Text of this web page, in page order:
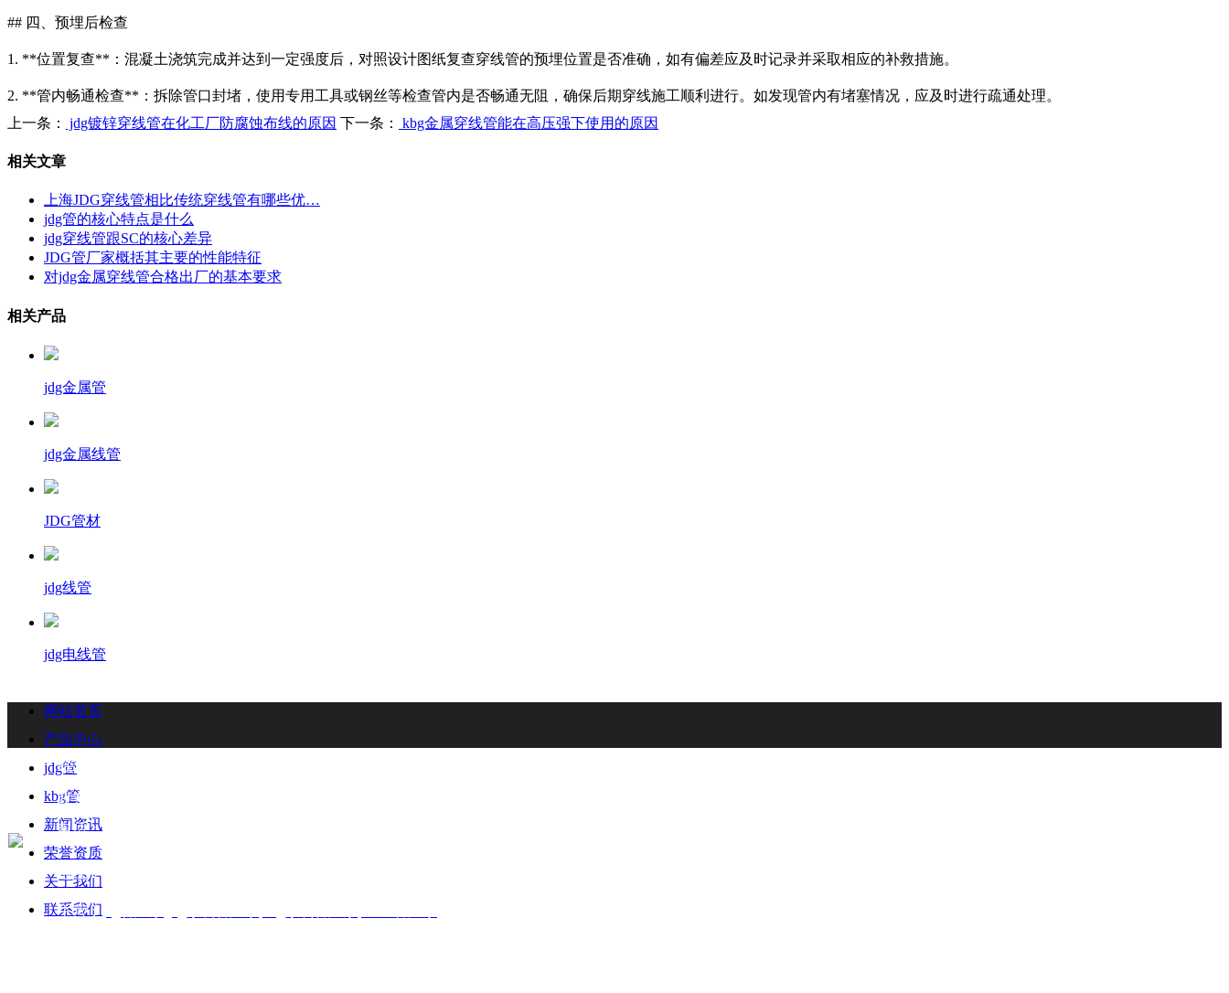
## 四、预埋后检查
1. **位置复查**：混凝土浇筑完成并达到一定强度后，对照设计图纸复查穿线管的预埋位置是否准确，如有偏差应及时记录并采取相应的补救措施。
2. **管内畅通检查**：拆除管口封堵，使用专用工具或钢丝等检查管内是否畅通无阻，确保后期穿线施工顺利进行。如发现管内有堵塞情况，应及时进行疏通处理。
上一条：
jdg镀锌穿线管在化工厂防腐蚀布线的原因 下一条： kbg金属穿线管能在高压强下使用的原因
相关文章
上海JDG穿线管相比传统穿线管有哪些优…
jdg管的核心特点是什么
jdg穿线管跟SC的核心差异
JDG管厂家概括其主要的性能特征
对jdg金属穿线管合格出厂的基本要求
相关产品
jdg金属管
jdg金属线管
JDG管材
jdg线管
jdg电线管
网站首页
产品中心
jdg管
kbg管
新闻资讯
荣誉资质
关于我们
联系我们
联系我们
联系人：梁先生
电话：18006901992/18006901993
地址：福州闽侯县林森大道青口钢材市场A区3-7门
主营：